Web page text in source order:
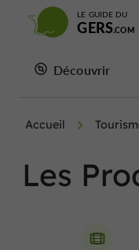
LE GUIDE DU
GERS
Découvrir
Accueil
Les